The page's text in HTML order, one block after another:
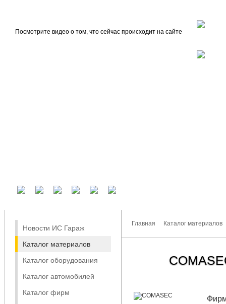
Посмотрите видео о том, что сейчас происходит на сайте
Новости ИС Гараж
Каталог материалов
Каталог оборудования
Каталог автомобилей
Каталог фирм
Главная Каталог материалов